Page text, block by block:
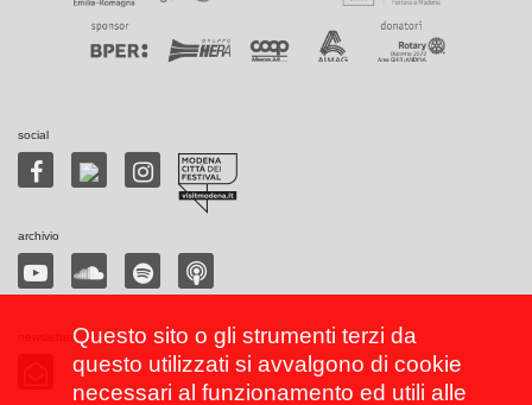
social
archivio
Questo sito o gli strumenti terzi da
questo utilizzati si avvalgono di cookie
necessari al funzionamento ed utili alle